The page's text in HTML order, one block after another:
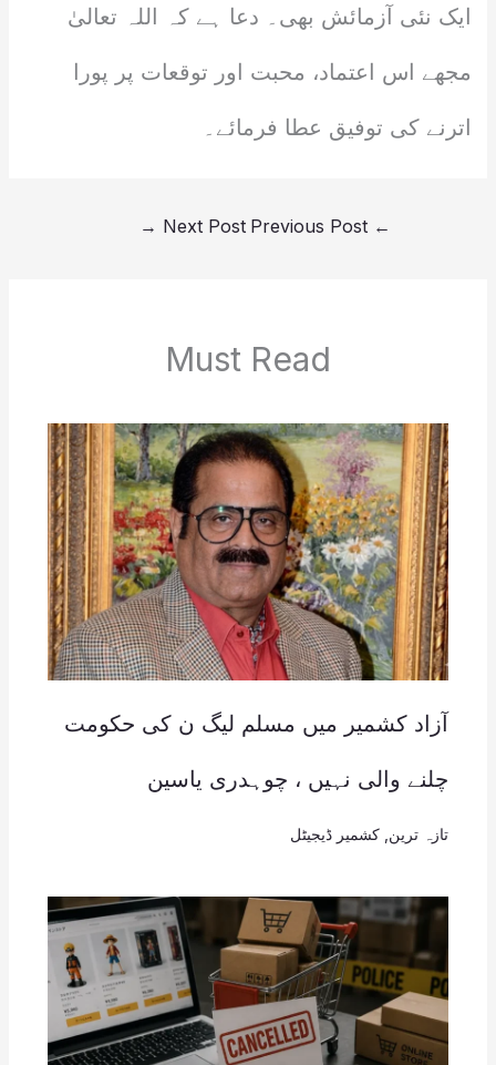
ایک نئی آزمائش بھی۔ دعا ہے کہ اللہ تعالیٰ
مجھے اس اعتماد، محبت اور توقعات پر پورا
اترنے کی توفیق عطا فرمائے۔
←
Next Post
→
Must Read
آزاد کشمیر میں مسلم لیگ ن کی حکومت
چلنے والی نہیں ، چوہدری یاسین
تازہ ترین کشمیر ڈیجیٹل